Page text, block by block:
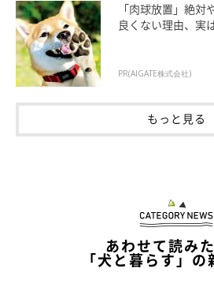
「肉球放置」絶
良くない理由、実
PR(AIGATE株式会社)
もっと見る
あわせて読み
「犬と暮らす」